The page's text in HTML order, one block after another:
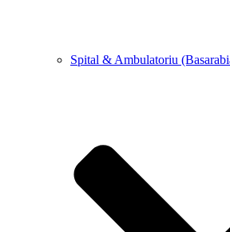
Spital & Ambulatoriu